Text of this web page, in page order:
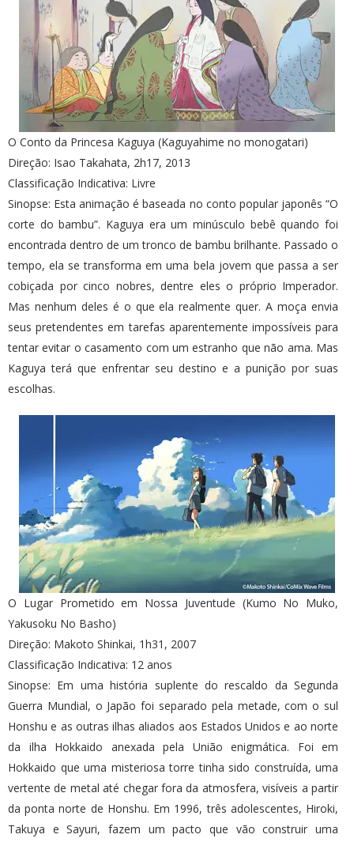
O Conto da Princesa Kaguya (Kaguyahime no monogatari)
Direção: Isao Takahata, 2h17, 2013
Classificação Indicativa: Livre
Sinopse: Esta animação é baseada no conto popular japonês “O
corte do bambu”. Kaguya era um minúsculo bebê quando foi
encontrada dentro de um tronco de bambu brilhante. Passado o
tempo, ela se transforma em uma bela jovem que passa a ser
cobiçada por cinco nobres, dentre eles o próprio Imperador.
Mas nenhum deles é o que ela realmente quer. A moça envia
seus pretendentes em tarefas aparentemente impossíveis para
tentar evitar o casamento com um estranho que não ama. Mas
Kaguya terá que enfrentar seu destino e a punição por suas
escolhas.
O Lugar Prometido em Nossa Juventude (Kumo No Muko,
Yakusoku No Basho)
Direção: Makoto Shinkai, 1h31, 2007
Classificação Indicativa: 12 anos
Sinopse: Em uma história suplente do rescaldo da Segunda
Guerra Mundial, o Japão foi separado pela metade, com o sul
Honshu e as outras ilhas aliados aos Estados Unidos e ao norte
da ilha Hokkaido anexada pela União enigmática. Foi em
Hokkaido que uma misteriosa torre tinha sido construída, uma
vertente de metal até chegar fora da atmosfera, visíveis a partir
da ponta norte de Honshu. Em 1996, três adolescentes, Hiroki,
Takuya e Sayuri, fazem um pacto que vão construir uma